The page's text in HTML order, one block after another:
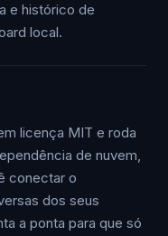
e histórico de
local.
licença MIT e roda
de nuvem,
conectar o
dos seus
a ponta para que só